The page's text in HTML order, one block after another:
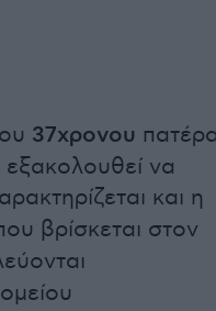
37χρονου
να
και η
βρίσκεται στον